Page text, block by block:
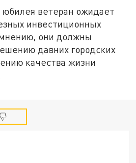
ветеран ожидает
инвестиционных
они должны
давних городских
качества жизни